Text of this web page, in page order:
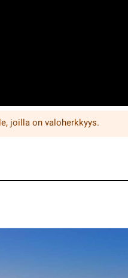
joilla on valoherkkyys.